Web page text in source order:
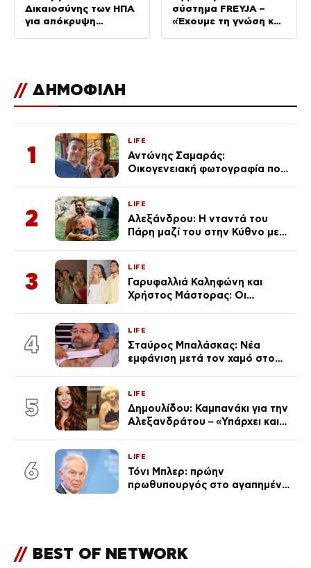
Δικαιοσύνης των ΗΠΑ
για απόκρυψη
σύστημα FREYJA –
«Έχουμε τη γνώση και
// ΔΗΜΟΦΙΛΗ
1
LIFE
Αντώνης Σαμαράς:
Οικογενειακή φωτογραφία που
Λένας
2
LIFE
Αλεξάνδρου: Η νταντά του
Πάρη μαζί του στην Κύθνο με
3
LIFE
Γαρυφαλλιά Καληφώνη και
Χρήστος Μάστορας: Οι
απαρατήρητη
4
LIFE
Σταύρος Μπαλάσκας: Νέα
εμφάνιση μετά τον χαμό στο
5
LIFE
Δημουλίδου: Καμπανάκι για την
Αλεξανδράτου – «Υπάρχει και
6
LIFE
Τόνι Μπλερ: πρώην
πρωθυπουργός στο αγαπημένο
// BEST OF NETWORK